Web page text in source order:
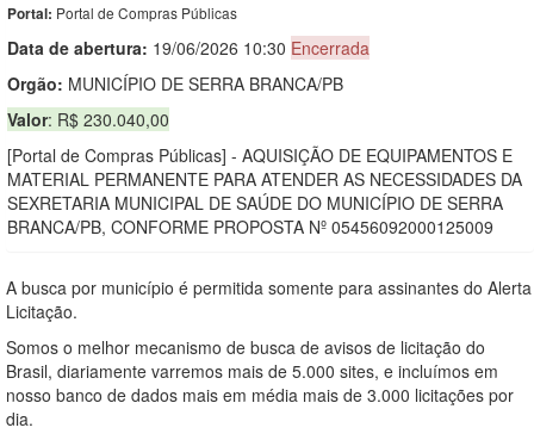
Portal: Portal de Compras Públicas
Data de abertura: 19/06/2026 10:30 Encerrada
Orgão: MUNICÍPIO DE SERRA BRANCA/PB
Valor: R$ 230.040,00
[Portal de Compras Públicas] - AQUISIÇÃO DE EQUIPAMENTOS E
MATERIAL PERMANENTE PARA ATENDER AS NECESSIDADES DA
SEXRETARIA MUNICIPAL DE SAÚDE DO MUNICÍPIO DE SERRA
BRANCA/PB, CONFORME PROPOSTA Nº 05456092000125009
A busca por município é permitida somente para assinantes do Alerta
Licitação.
Somos o melhor mecanismo de busca de avisos de licitação do
Brasil, diariamente varremos mais de 5.000 sites, e incluímos em
nosso banco de dados mais em média mais de 3.000 licitações por
dia.